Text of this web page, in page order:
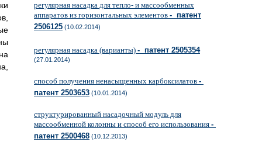
регулярная насадка для тепло- и массообменных
аппаратов из горизонтальных элементов - патент
2506125 (10.02.2014)
регулярная насадка (варианты) - патент 2505354
(27.01.2014)
способ получения ненасыщенных карбоксилатов -
патент 2503653 (10.01.2014)
структурированный насадочный модуль для
массообменной колонны и способ его использования -
патент 2500468 (10.12.2013)